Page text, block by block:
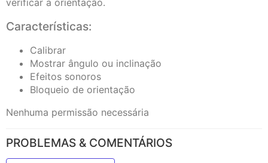
verificar a orientação.
Características:
Calibrar
Mostrar ângulo ou inclinação
Efeitos sonoros
Bloqueio de orientação
Nenhuma permissão necessária
PROBLEMAS & COMENTÁRIOS